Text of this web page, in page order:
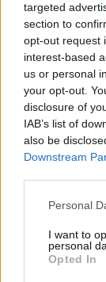
targeted
section to
opt-out request
interest-based
us or personal
your opt-out.
disclosure of
IAB’s list of
also be
Downstream
Personal
I want to
personal
Opted In
Entro la fine
gli ultimi
e la
stabilimento
Valley di
tempo, come
Stellantis